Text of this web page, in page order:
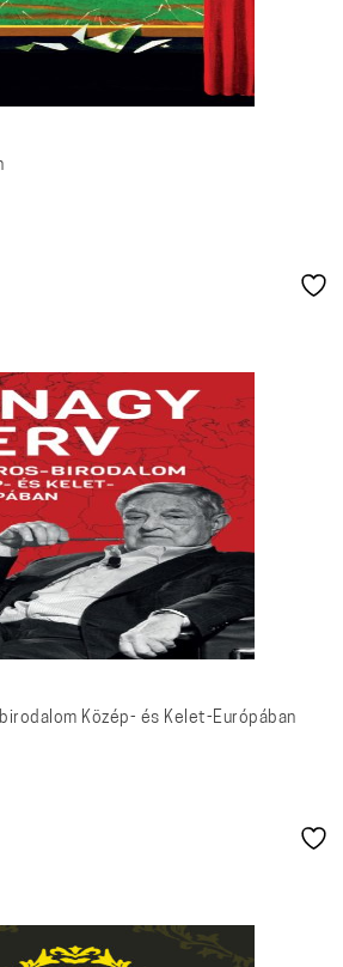
Közép- és Kelet-Európában